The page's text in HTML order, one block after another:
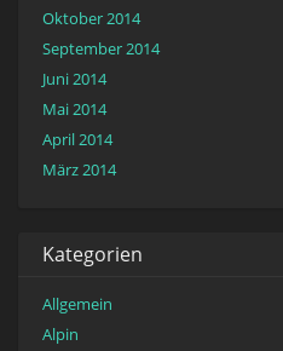
Oktober 2014
September 2014
Juni 2014
Mai 2014
April 2014
März 2014
Kategorien
Allgemein
Alpin